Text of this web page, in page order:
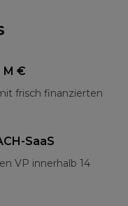
M €
frisch finanzierten
SaaS
VP innerhalb 14